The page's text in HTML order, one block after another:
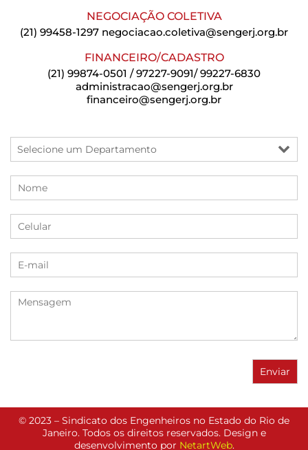
NEGOCIAÇÃO COLETIVA
(21) 99458-1297 negociacao.coletiva@sengerj.org.br
FINANCEIRO/CADASTRO
(21) 99874-0501 / 97227-9091/ 99227-6830
administracao@sengerj.org.br
financeiro@sengerj.org.br
© 2023 – Sindicato dos Engenheiros no Estado do Rio de
Janeiro. Todos os direitos reservados. Design e
desenvolvimento por NetartWeb.